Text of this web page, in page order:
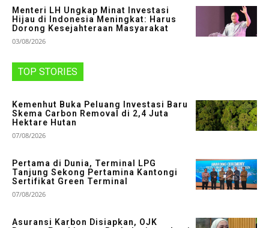
Menteri LH Ungkap Minat Investasi
Hijau di Indonesia Meningkat: Harus
Dorong Kesejahteraan Masyarakat
03/08/2026
TOP STORIES
Kemenhut Buka Peluang Investasi Baru
Skema Carbon Removal di 2,4 Juta
Hektare Hutan
07/08/2026
Pertama di Dunia, Terminal LPG
Tanjung Sekong Pertamina Kantongi
Sertifikat Green Terminal
07/08/2026
Asuransi Karbon Disiapkan, OJK